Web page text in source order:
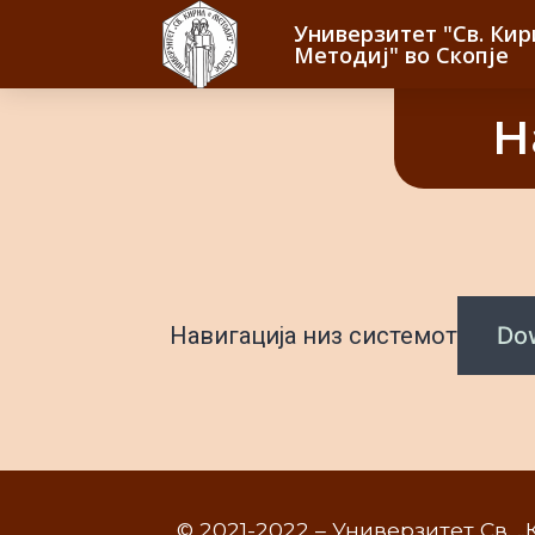
Универзитет "Св.
Методиј" во Скопје
Навигација низ системот
© 2021-2022 – Универзитет Св.